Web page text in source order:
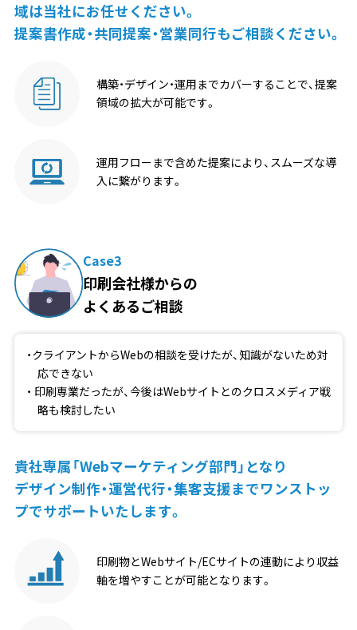
域は当社にお任せください。
提案書作成・共同提案・営業同行もご相談ください。
構築・デザイン・運用までカバーすることで、提案
領域の拡大が可能です。
運用フローまで含めた提案により、スムーズな導
入に繋がります。
Case3
印刷会社様からの
よくあるご相談
クライアントからWebの相談を受けたが、知識がないため対
応できない
印刷専業だったが、今後はWebサイトとのクロスメディア戦
略も検討したい
貴社専属「Webマーケティング部門」となり
デザイン制作・運営代行・集客支援までワンストッ
プでサポートいたします。
印刷物とWebサイト/ECサイトの連動により 収益
軸を増やすことが可能となります。